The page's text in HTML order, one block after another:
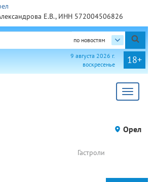
Е.В., ИНН 572004506826
по новостям
18+
9 августа 2026 г.
воскресенье
Toggle
Орел
Гастроли